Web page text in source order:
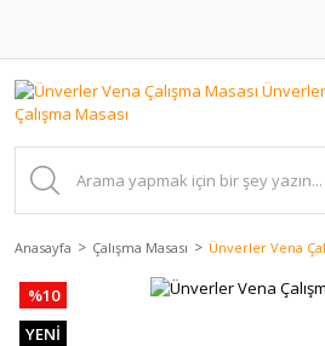
Anasayfa Çalışma Masası Ünverler Vena
%10
YENİ